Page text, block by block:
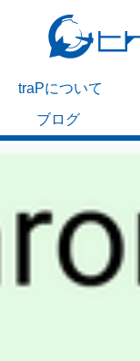
traPについて
ブログ